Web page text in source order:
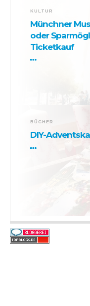
KULTUR
Münchner
oder
Ticketkauf
BÜCHER
DIY-